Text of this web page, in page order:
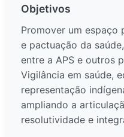
Objetivos
Promover um espaço
e pactuação da
entre a APS e outros
Vigilância em saúde,
representação
ampliando a
resolutividade e